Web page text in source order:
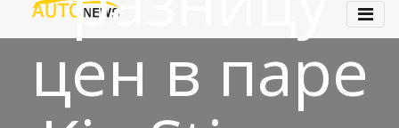
цен в паре